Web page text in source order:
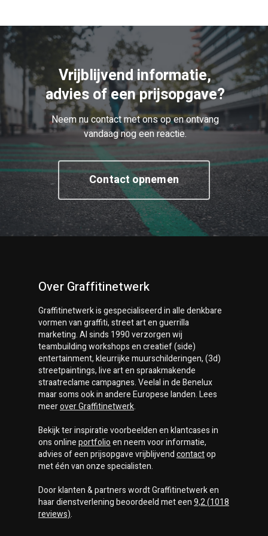
Vrijblijvend informatie,
advies of een prijsopgave?
Neem nu contact met ons op en ontvang
vandaag nog een reactie.
Contact opnemen
Over Graffitinetwerk
Graffitinetwerkis gespecialiseerd in alle denkbare
vormen van graffiti, street art en guerrilla
marketing. Al sinds 1990 verzorgen wij
teambuilding workshops en creatief (side)
entertainment, kleurrijke muurschilderingen, (3d)
streetpaintings, live art en spraakmakende
straatreclame campagnes. Veelal in de Benelux
maar soms ook in andere Europese landen. Lees
meeroverGraffitinetwerk.
Bekijk ter inspiratie voorbeelden en klantcases in
ons onlineportfolioen neem voor informatie,
advies of een prijsopgave vrijblijvendcontactop
met één van onze specialisten.
Door klanten & partners wordtGraffitinetwerken
haar dienstverlening beoordeeld met een9,2(1018
reviews).